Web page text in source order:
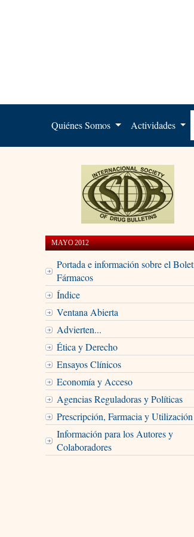
Quiénes Somos Actividades
MAYO 2012
Portada e información sobre el
Fármacos
Índice
Ventana Abierta
Advierten...
Ética y Derecho
Ensayos Clínicos
Economía y Acceso
Agencias Reguladoras y Políticas
Prescripción, Farmacia y Utilización
Información para los Autores y
Colaboradores